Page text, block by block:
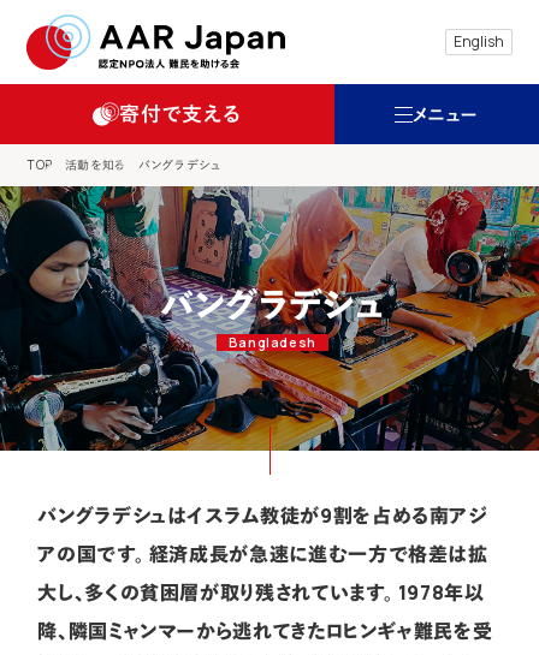
English
寄付で支える メニュー
TOP 活動を知る バングラデシュ
バングラデシュ
Bangladesh
バングラデシュはイスラム教徒が9割を占める南アジ
アの国です。 経済成長が急速に進む一方で格差は拡
大し、多くの貧困層が取り残されています。 1978年以
降、隣国ミャンマーから逃れてきたロヒンギャ難民を受